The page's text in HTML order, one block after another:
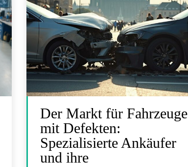
Der Markt für Fahrzeuge
mit Defekten:
Spezialisierte Ankäufer
und ihre